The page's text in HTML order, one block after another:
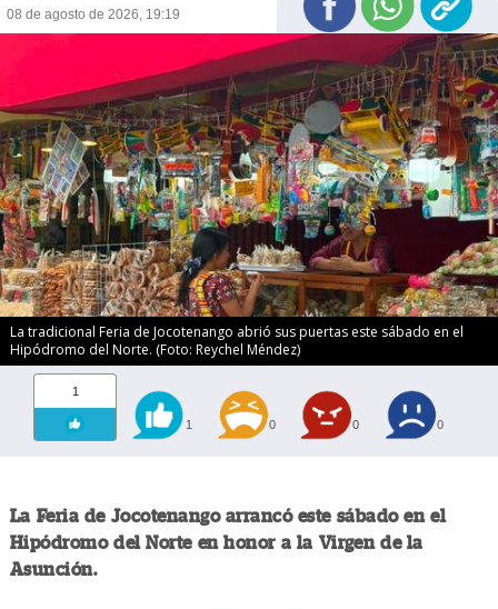
08 de agosto de 2026, 19:19
La tradicional Feria de Jocotenango abrió sus puertas este sábado en el
Hipódromo del Norte. (Foto: Reychel Méndez)
1
1 0 0 0
La Feria de Jocotenango arrancó este sábado en el
Hipódromo del Norte en honor a la Virgen de la
Asunción.